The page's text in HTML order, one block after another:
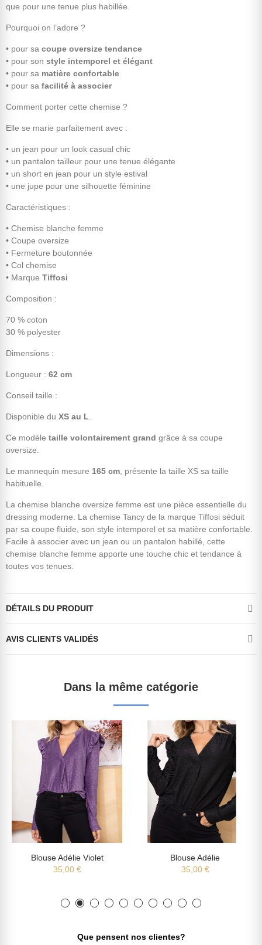
que pour une tenue plus habillée.
Pourquoi on l’adore ?
• pour sa coupe oversize tendance
• pour son style intemporel et élégant
• pour sa matière confortable
• pour sa facilité à associer
Comment porter cette chemise ?
Elle se marie parfaitement avec :
• un jean pour un look casual chic
• un pantalon tailleur pour une tenue élégante
• un short en jean pour un style estival
• une jupe pour une silhouette féminine
Caractéristiques :
• Chemise blanche femme
• Coupe oversize
• Fermeture boutonnée
• Col chemise
• Marque Tiffosi
Composition :
70 % coton
30 % polyester
Dimensions :
Longueur : 62 cm
Conseil taille :
Disponible du XS au L
Ce modèle taille volontairement grand grâce à sa coupe
oversize.
Le mannequin mesure 165 cm , présente la taille XS sa taille
habituelle.
La chemise blanche oversize femme est une pièce essentielle du
dressing moderne. La chemise Tancy de la marque Tiffosi séduit
par sa coupe fluide, son style intemporel et sa matière confortable.
Facile à associer avec un jean ou un pantalon habillé, cette
chemise blanche femme apporte une touche chic et tendance à
toutes vos tenues.
DÉTAILS DU PRODUIT
AVIS CLIENTS VALIDÉS
Dans la même catégorie
Blouse Adélie Violet
35,00 €
Blouse Adélie
35,00 €
Que pensent nos clientes?